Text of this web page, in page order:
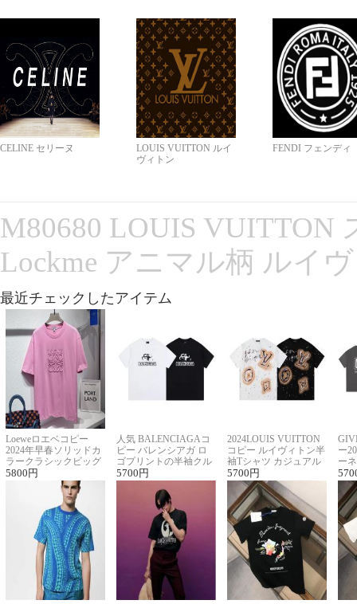
CELINE セリーヌ
LOUIS VUITTON ルイ
ヴィトン
FENDI フェンディ
M80680 LOUIS VUITTON
Lockme アニマル柄 ルイ
最近チェックしたアイテム
Loeweロエベコピー
2024年早春ソリッドカ
ラークラシックビッグ
ロゴ刺繍Tシャツ
5800 円
人気 BALENCIAGAコ
ピー バレンシアガ ロ
ゴプリントの半袖クル
ーネックTシャツ
5700 円
2024LOUIS VUITTON
コピー ルイヴィトン半
袖Tシャツ カジュアル
に馴染む 2色展開
5700 円
ー
ー
ー